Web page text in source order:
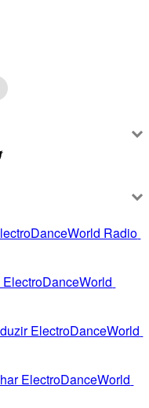
Radio
ElectroDanceWorld
ElectroDanceWorld
ElectroDanceWorld